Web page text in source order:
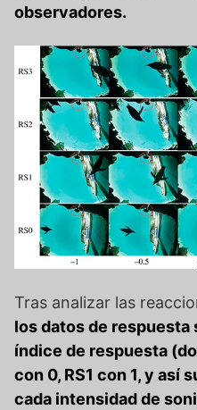
observadores.
Tras analizar las
los datos de respuesta
índice de respuesta
con 0, RS1 con 1, y así
cada intensidad de